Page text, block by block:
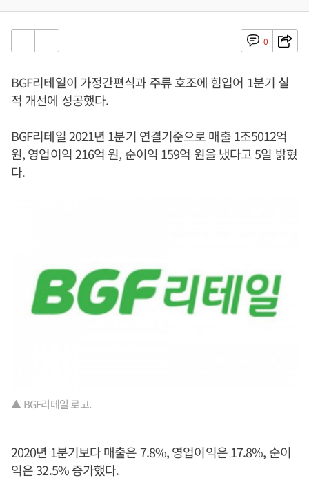
0
BGF리테일이 가정간편식과 주류 호조에 힘입어 1분기 실
적 개선에 성공했다.
BGF리테일 2021년 1분기 연결기준으로 매출 1조5012억
원, 영업이익 216억 원, 순이익 159억 원을 냈다고 5일 밝혔
다.
▲ BGF리테일 로고.
2020년 1분기보다 매출은 7.8%, 영업이익은 17.8%, 순이
익은 32.5% 증가했다.